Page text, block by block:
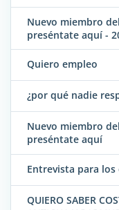
Nuevo miembro
preséntate aquí -
Quiero empleo
¿por qué nadie
Nuevo miembro
preséntate aquí
Entrevista para
QUIERO SABER